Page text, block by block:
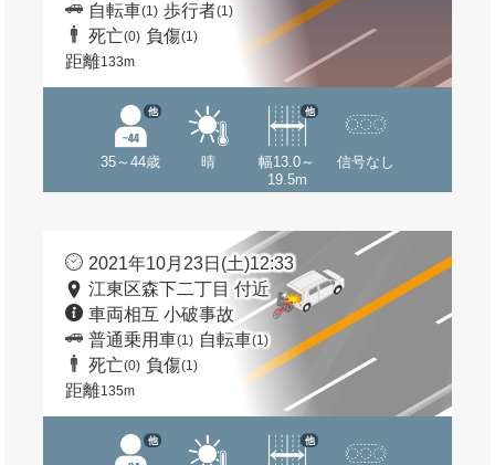
自転車(1) 歩行者(1)
死亡(0) 負傷(1)
距離133m
35～44歳
他
晴
幅13.0～
19.5m
他
信号なし
2021年10月23日(土)12:33
江東区森下二丁目 付近
車両相互 小破事故
普通乗用車(1) 自転車(1)
死亡(0) 負傷(1)
距離135m
他 他